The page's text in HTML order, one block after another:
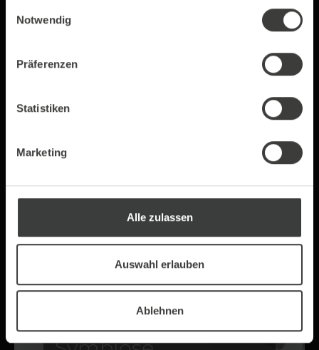
Notwendig
Präferenzen
Statistiken
Marketing
Alle zulassen
Auswahl erlauben
Ablehnen
HOCHWERTIGER GENUSS
Die perfekte